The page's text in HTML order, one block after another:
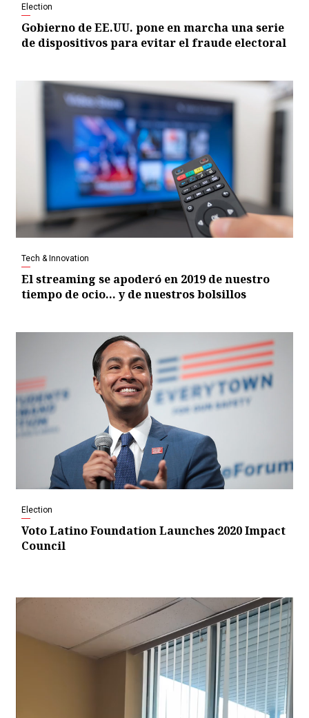
Election
Gobierno de EE.UU. pone en marcha una serie
de dispositivos para evitar el fraude electoral
Tech & Innovation
El streaming se apoderó en 2019 de nuestro
tiempo de ocio… y de nuestros bolsillos
Election
Voto Latino Foundation Launches 2020 Impact
Council
Video